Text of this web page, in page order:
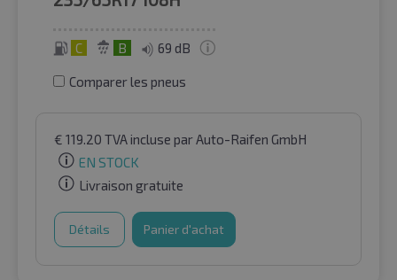
C B 69 dB
Comparer les pneus
€ 119.20 TVA incluse par Auto-Raifen GmbH
EN STOCK
Livraison gratuite
Détails Panier d'achat